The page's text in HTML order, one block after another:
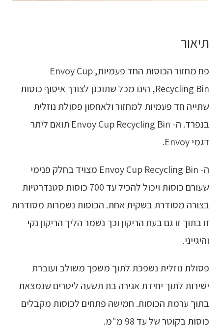
תיאור
פח מחזור הכוסות החד פעמיות, Envoy Cup
Recycling Bin, הינו מכל שתוכנן לצורך איסוף כוסות
שתייה חד פעמיות למחזור ולאחסון פסולת נוזלית
בנפרד. ה- Envoy Cup Recycling Bin תואם ליתר
דגמי Envoy.
ה- Envoy Cup Recycling Bin מצויד בחלק פנימי
שעורם כוסות ויכול להכיל עד 700 כוסות סטנדרטיות
בצורה מסודרת בשקית אחת. הכוסות נשמרות מסודרות
זו בתוך זו גם בעת הריקון וכך נשמר הליך הריקון נקי
והיגייני.
פסולת נוזלית נשפכת לתוך משפך משולב ועוברת
ישירות לתוך יחידת אגירה בת תשעה ליטרים שנמצאת
בתוך ערמת הכוסות. חמישה פתחים לכוסות מקבלים
כוסות בקוטר של עד 98 מ"מ.